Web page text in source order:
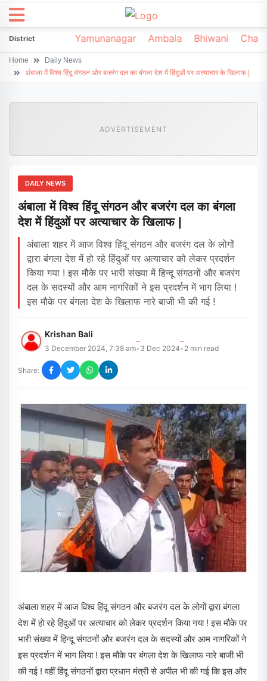
DistrictSonipat Yamunanagar Ambala Bhiwani
Home
Daily News
अंबाला में विश्व हिंदू संगठन और बजरंग दल का बंगला देश में हिंदुओं पर अत्याचार के खिलाफ |
ADVERTISEMENT
DAILY NEWS
अंबाला में विश्व हिंदू संगठन और बजरंग दल का बंगला
देश में हिंदुओं पर अत्याचार के खिलाफ |
अंबाला शहर में आज विश्व हिंदू संगठन और बजरंग दल के लोगों
द्वारा बंगला देश में हो रहे हिंदुओं पर अत्याचार को लेकर प्रदर्शन
किया गया ! इस मौके पर भारी संख्या में हिन्दू संगठनों और बजरंग
दल के सदस्यों और आम नागरिकों ने इस प्रदर्शन में भाग लिया !
इस मौके पर बंगला देश के खिलाफ नारे बाजी भी की गई !
Krishan Bali
3 December 2024, 7:38 am• 3 Dec 2024• 2 min read
Share:
अंबाला शहर में आज विश्व हिंदू संगठन और बजरंग दल के लोगों द्वारा बंगला
देश में हो रहे हिंदुओं पर अत्याचार को लेकर प्रदर्शन किया गया ! इस मौके पर
भारी संख्या में हिन्दू संगठनों और बजरंग दल के सदस्यों और आम नागरिकों ने
इस प्रदर्शन में भाग लिया ! इस मौके पर बंगला देश के खिलाफ नारे बाजी भी
की गई ! वहीं हिंदू संगठनों द्वारा प्रधान मंत्री से अपील भी की गई कि इस और